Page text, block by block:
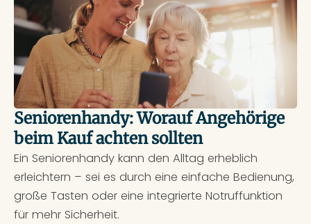
Seniorenhandy: Worauf Angehörige
beim Kauf achten sollten
Ein Seniorenhandy kann den Alltag erheblich
erleichtern – sei es durch eine einfache Bedienung,
große Tasten oder eine integrierte Notruffunktion
für mehr Sicherheit.